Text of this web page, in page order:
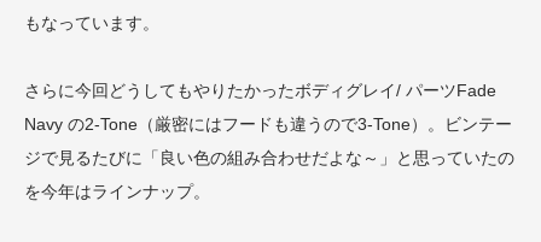
もなっています。
さらに今回どうしてもやりたかったボディグレイ/ パーツFade
Navy の2-Tone（厳密にはフードも違うので3-Tone）。ビンテー
ジで見るたびに「良い色の組み合わせだよな～」と思っていたの
を今年はラインナップ。